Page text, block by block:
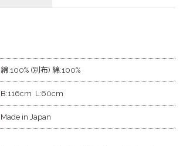
綿:100% (別布) 綿:100%
B:116cm L:60cm
Made in Japan